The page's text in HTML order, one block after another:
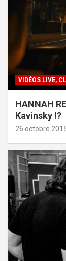
VIDÉOS LIVE,
HANNAH
Kavinsky !?
26 octobre